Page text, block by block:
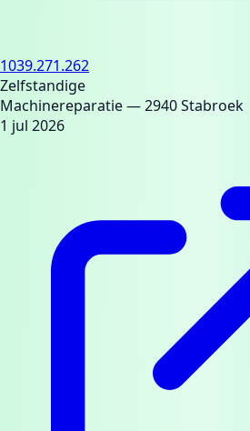
1039.271.262
Zelfstandige
Machinereparatie— 2940 Stabroek
1 jul 2026